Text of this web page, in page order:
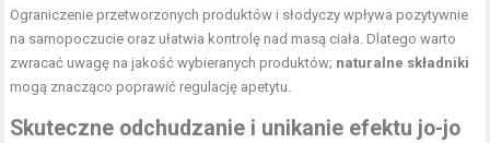
Ograniczenie przetworzonych produktów i słodyczy wpływa pozytywnie
na samopoczucie oraz ułatwia kontrolę nad masą ciała. Dlatego warto
zwracać uwagę na jakość wybieranych produktów; naturalne składniki
mogą znacząco poprawić regulację apetytu.
Skuteczne odchudzanie i unikanie efektu jo-jo